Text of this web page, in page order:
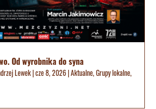
Od wyrobnika do syna
Lewek|cze 8, 2026|Aktualne,Grupy lokalne,